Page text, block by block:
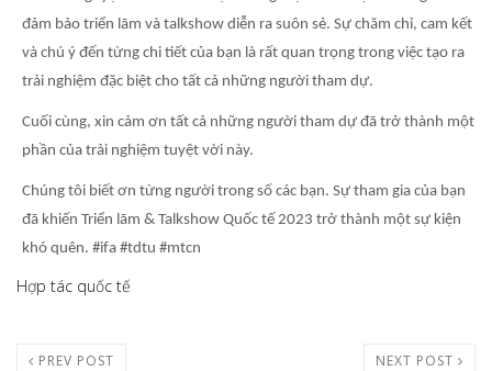
đảm bảo triển lãm và talkshow diễn ra suôn sẻ. Sự chăm chỉ, cam kết
và chú ý đến từng chi tiết của bạn là rất quan trọng trong việc tạo ra
trải nghiệm đặc biệt cho tất cả những người tham dự.
Cuối cùng, xin cảm ơn tất cả những người tham dự đã trở thành một
phần của trải nghiệm tuyệt vời này.
Chúng tôi biết ơn từng người trong số các bạn. Sự tham gia của bạn
đã khiến Triển lãm & Talkshow Quốc tế 2023 trở thành một sự kiện
khó quên. #ifa #tdtu #mtcn
Hợp tác quốc tế
PREV POST NEXT POST